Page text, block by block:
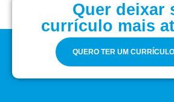
Quer deixar
currículo mais
QUERO TER UM